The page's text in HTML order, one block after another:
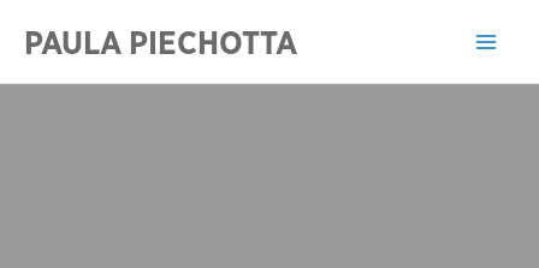
Inhalt
springen
PAULA PIECHOTTA